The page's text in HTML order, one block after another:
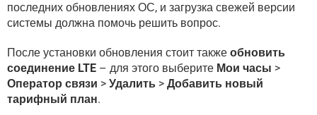
последних обновлениях ОС, и загрузка свежей версии
системы должна помочь решить вопрос.
После установки обновления стоит также обновить
соединение LTE – для этого выберите Мои часы >
Оператор связи > Удалить > Добавить новый
тарифный план.